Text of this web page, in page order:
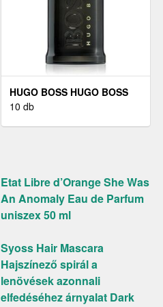
HUGO BOSS HUGO BOSS
BOSS BOTTLED PARFUM -
10 db
Etat Libre d’Orange She Was
An Anomaly Eau de Parfum
uniszex 50 ml
Syoss Hair Mascara
Hajszínező spirál a
lenövések azonnali
elfedéséhez árnyalat Dark